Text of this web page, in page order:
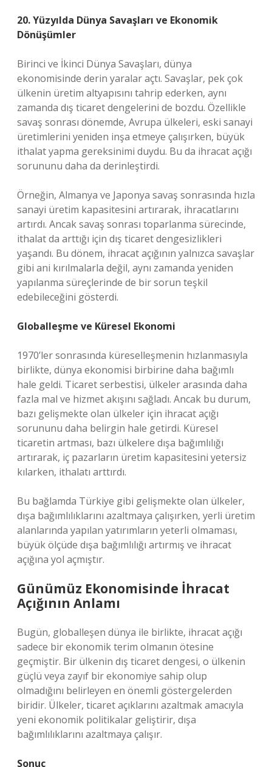
20. Yüzyılda Dünya Savaşları ve Ekonomik
Dönüşümler
Birinci ve İkinci Dünya Savaşları, dünya
ekonomisinde derin yaralar açtı. Savaşlar, pek çok
ülkenin üretim altyapısını tahrip ederken, aynı
zamanda dış ticaret dengelerini de bozdu. Özellikle
savaş sonrası dönemde, Avrupa ülkeleri, eski sanayi
üretimlerini yeniden inşa etmeye çalışırken, büyük
ithalat yapma gereksinimi duydu. Bu da ihracat açığı
sorununu daha da derinleştirdi.
Örneğin, Almanya ve Japonya savaş sonrasında hızla
sanayi üretim kapasitesini artırarak, ihracatlarını
artırdı. Ancak savaş sonrası toparlanma sürecinde,
ithalat da arttığı için dış ticaret dengesizlikleri
yaşandı. Bu dönem, ihracat açığının yalnızca savaşlar
gibi ani kırılmalarla değil, aynı zamanda yeniden
yapılanma süreçlerinde de bir sorun teşkil
edebileceğini gösterdi.
Globalleşme ve Küresel Ekonomi
1970’ler sonrasında küreselleşmenin hızlanmasıyla
birlikte, dünya ekonomisi birbirine daha bağımlı
hale geldi. Ticaret serbestisi, ülkeler arasında daha
fazla mal ve hizmet akışını sağladı. Ancak bu durum,
bazı gelişmekte olan ülkeler için ihracat açığı
sorununu daha belirgin hale getirdi. Küresel
ticaretin artması, bazı ülkelere dışa bağımlılığı
artırarak, iç pazarların üretim kapasitesini yetersiz
kılarken, ithalatı arttırdı.
Bu bağlamda Türkiye gibi gelişmekte olan ülkeler,
dışa bağımlılıklarını azaltmaya çalışırken, yerli üretim
alanlarında yapılan yatırımların yeterli olmaması,
büyük ölçüde dışa bağımlılığı artırmış ve ihracat
açığına yol açmıştır.
Günümüz Ekonomisinde İhracat
Açığının Anlamı
Bugün, globalleşen dünya ile birlikte, ihracat açığı
sadece bir ekonomik terim olmanın ötesine
geçmiştir. Bir ülkenin dış ticaret dengesi, o ülkenin
güçlü veya zayıf bir ekonomiye sahip olup
olmadığını belirleyen en önemli göstergelerden
biridir. Ülkeler, ticaret açıklarını azaltmak amacıyla
yeni ekonomik politikalar geliştirir, dışa
bağımlılıklarını azaltmaya çalışır.
Sonuç